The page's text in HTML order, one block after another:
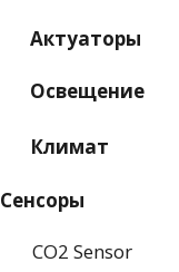
Актуаторы
Освещение
Климат
Сенсоры
CO2 Sensor